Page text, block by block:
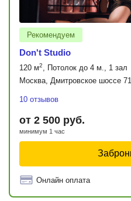
Рекомендуем
Don't Studio
120 м2, Потолок до 4 м., 1 зал
Москва, Дмитровское шоссе
10 отзывов
от 2 500 руб.
минимум 1 час
Онлайн оплата